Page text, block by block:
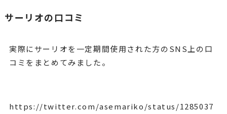
サーリオの口コミ
実際にサーリオを一定期間使用された方のSNS上の口
コミをまとめてみました。
https://twitter.com/asemariko/status/1285037